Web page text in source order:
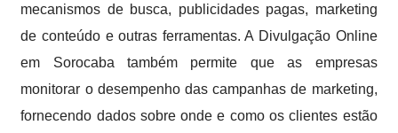
mecanismos de busca, publicidades pagas, marketing
de conteúdo e outras ferramentas. A Divulgação Online
em Sorocaba também permite que as empresas
monitorar o desempenho das campanhas de marketing,
fornecendo dados sobre onde e como os clientes estão